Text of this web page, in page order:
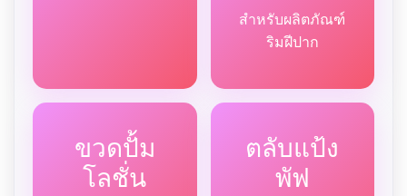
สำหรับผลิตภัณฑ์
ริมฝีปาก
ขวดปั้ม
โลชั่น
ตลับแป้ง
พัฟ